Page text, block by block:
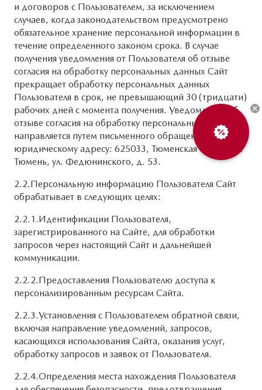
и договоров с Пользователем, за исключением
случаев, когда законодательством предусмотрено
обязательное хранение персональной информации в
течение определенного законом срока. В случае
получения уведомления от Пользователя об отзыве
согласия на обработку персональных данных Сайт
прекращает обработку персональных данных
Пользователя в срок, не превышающий 30 (тридцати)
рабочих дней с момента получения. Уведомление об
отзыве согласия на обработку персональных данных
направляется путем письменного обращения по
юридическому адресу: 625033, Тюменская область, г.
Тюмень, ул. Федюнинского, д. 53.
2.2.Персональную информацию Пользователя Сайт
обрабатывает в следующих целях:
2.2.1.Идентификации Пользователя,
зарегистрированного на Сайте, для обработки
запросов через настоящий Сайт и дальнейшей
коммуникации.
2.2.2.Предоставления Пользователю доступа к
персонализированным ресурсам Сайта.
2.2.3.Установления с Пользователем обратной связи,
включая направление уведомлений, запросов,
касающихся использования Сайта, оказания услуг,
обработку запросов и заявок от Пользователя.
2.2.4.Определения места нахождения Пользователя